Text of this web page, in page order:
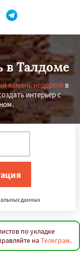
в Талдоме
камень недорогов
интерьер с
данных
по укладке
на Телеграм.